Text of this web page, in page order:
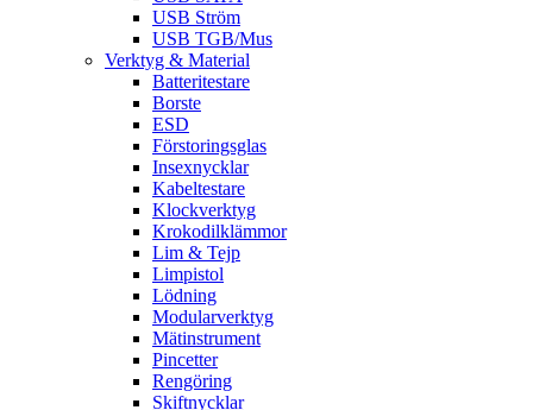
USB Ström
USB TGB/Mus
Verktyg & Material
Batteritestare
Borste
ESD
Förstoringsglas
Insexnycklar
Kabeltestare
Klockverktyg
Krokodilklämmor
Lim & Tejp
Limpistol
Lödning
Modularverktyg
Mätinstrument
Pincetter
Rengöring
Skiftnycklar